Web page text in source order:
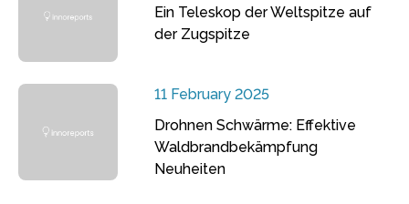
Ein Teleskop der Weltspitze auf
der Zugspitze
11 February 2025
Drohnen Schwärme: Effektive
Waldbrandbekämpfung
Neuheiten